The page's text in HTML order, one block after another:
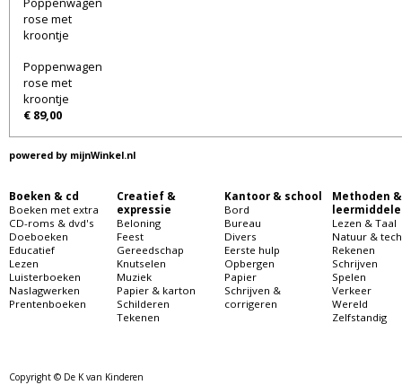
Poppenwagen
rose met
kroontje
€ 89,00
powered by mijnWinkel.nl
Boeken & cd
Boeken met extra
CD-roms & dvd's
Doeboeken
Educatief
Lezen
Luisterboeken
Naslagwerken
Prentenboeken
Creatief &
expressie
Beloning
Feest
Gereedschap
Knutselen
Muziek
Papier & karton
Schilderen
Tekenen
Kantoor & school
Bord
Bureau
Divers
Eerste hulp
Opbergen
Papier
Schrijven &
corrigeren
Methoden &
Lezen & Taal
Natuur &
Rekenen
Schrijven
Spelen
Verkeer
Wereld
Zelfstandig
Copyright © De K van Kinderen